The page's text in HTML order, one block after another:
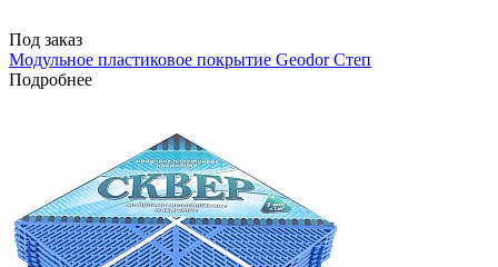
Под заказ
Модульное пластиковое покрытие Geodor Степ
Подробнее